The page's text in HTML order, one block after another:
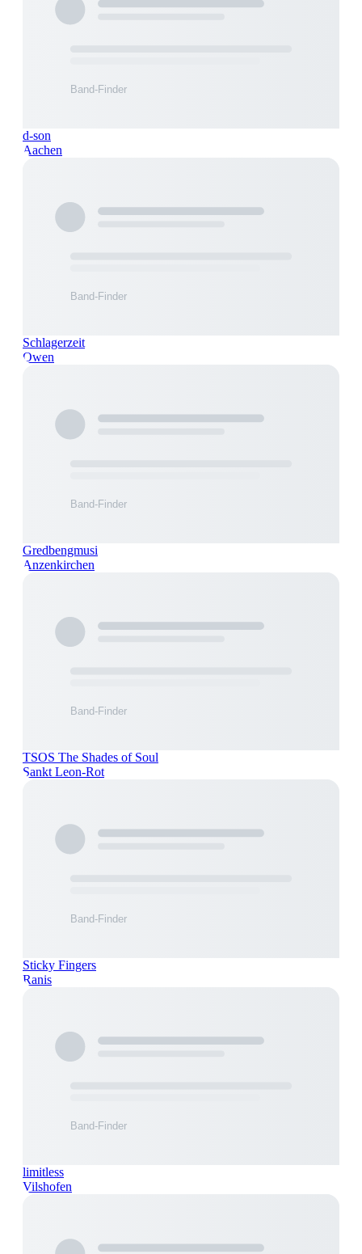
d-son
Aachen
Schlagerzeit
Owen
Gredbengmusi
Anzenkirchen
TSOS The Shades of Soul
Sankt Leon-Rot
Sticky Fingers
Ranis
limitless
Vilshofen